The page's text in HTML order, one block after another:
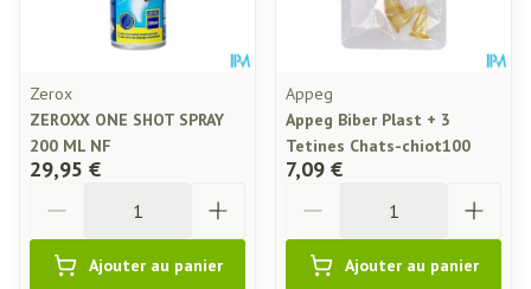
Zerox
ZEROXX ONE SHOT SPRAY
200 ML NF
29,95 €
Ajouter au panier
Appeg
Appeg Biber Plast + 3
Tetines Chats-chiot100
7,09 €
Ajouter au panier